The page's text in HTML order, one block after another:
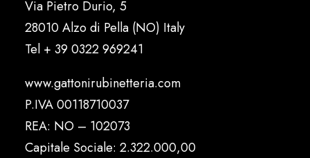
Via Pietro Durio, 5
28010 Alzo di Pella (NO) Italy
Tel + 39 0322 969241
www.gattonirubinetteria.com
P.IVA 00118710037
REA: NO – 102073
Capitale Sociale: 2.322.000,00